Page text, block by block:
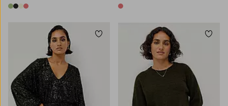
4 kleuren 1 kleur
Toevoegen aan favorieten
XL